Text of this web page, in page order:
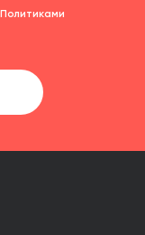
Политиками